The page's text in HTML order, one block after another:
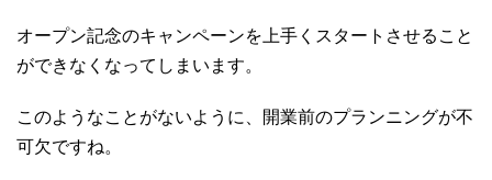
オープン記念のキャンペーンを上手くスタートさせること
ができなくなってしまいます。
このようなことがないように、開業前のプランニングが不
可欠ですね。